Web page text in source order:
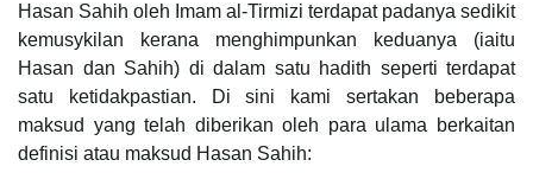
Hasan Sahih oleh Imam al-Tirmizi terdapat padanya sedikit
kemusykilan kerana menghimpunkan keduanya (iaitu
Hasan dan Sahih) di dalam satu hadith seperti terdapat
satu ketidakpastian. Di sini kami sertakan beberapa
maksud yang telah diberikan oleh para ulama berkaitan
definisi atau maksud Hasan Sahih: